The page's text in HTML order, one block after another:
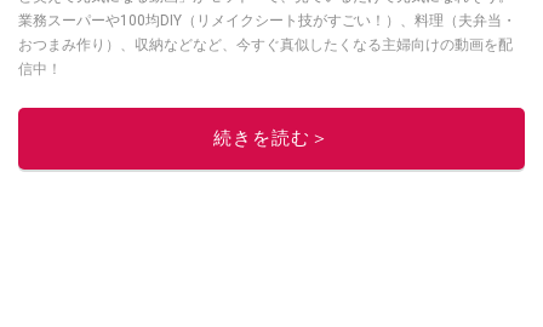
業務スーパーや100均DIY（リメイクシート技がすごい！）、料理（夫弁当・
おつまみ作り）、収納などなど、今すぐ真似したくなる主婦向けの動画を配
信中！
このイチオシストの他の記事を読む
続きを読む＞